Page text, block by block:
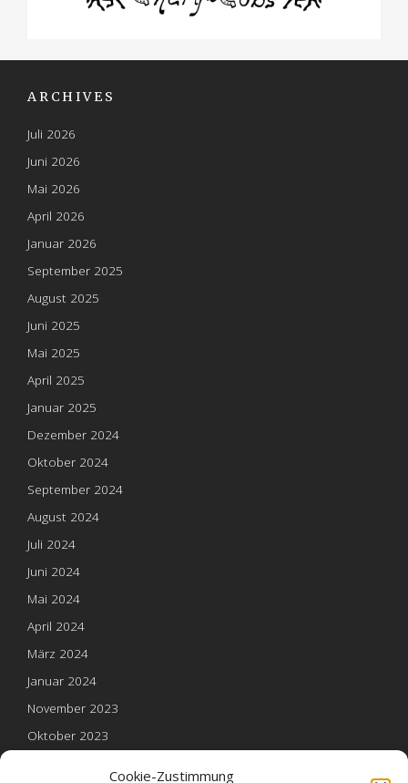
Cookie-Zustimmung
ARCHIVES
Juli 2026
Juni 2026
Mai 2026
April 2026
Januar 2026
September 2025
August 2025
Juni 2025
Mai 2025
April 2025
Januar 2025
Dezember 2024
Oktober 2024
September 2024
August 2024
Juli 2024
Juni 2024
Mai 2024
April 2024
März 2024
Januar 2024
November 2023
Oktober 2023